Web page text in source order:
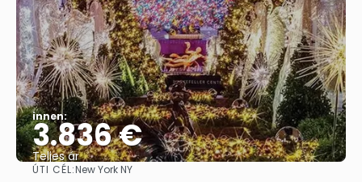
innen:
3.836 €
Teljes ár
ÚTI CÉL:New York NY